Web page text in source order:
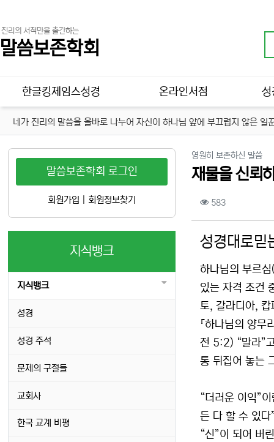
진리의 서적만을 출간하는
말씀보존학회
메인 메뉴
한글킹제임스성경 온라인서점 성
네가 진리의 말씀을 올바로 나누어 자신이 하나님 앞에 부끄럽지 않은
영원히 보존하신 말씀분
재물을 신뢰
컨텐츠 정보
583조회
성경대로믿
하나님의 부르
있는 자격 조건
토, 갈라디아, 캅
『하나님의 양
전 5:2) “말라”
통 뒤집어 놓는
“더러운 이익”
든 다 할 수 있다
“신”이 되어 버
말씀보존학회 로그인
회원가입 회원정보찾기
지식뱅크
지식뱅크
성경
성경 주석
문제의 구절들
교회사
한국 교계 비평